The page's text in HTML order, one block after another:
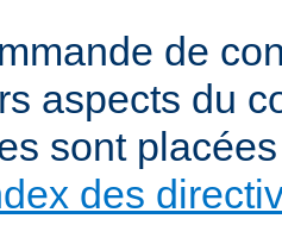
de
aspects du
sont
des